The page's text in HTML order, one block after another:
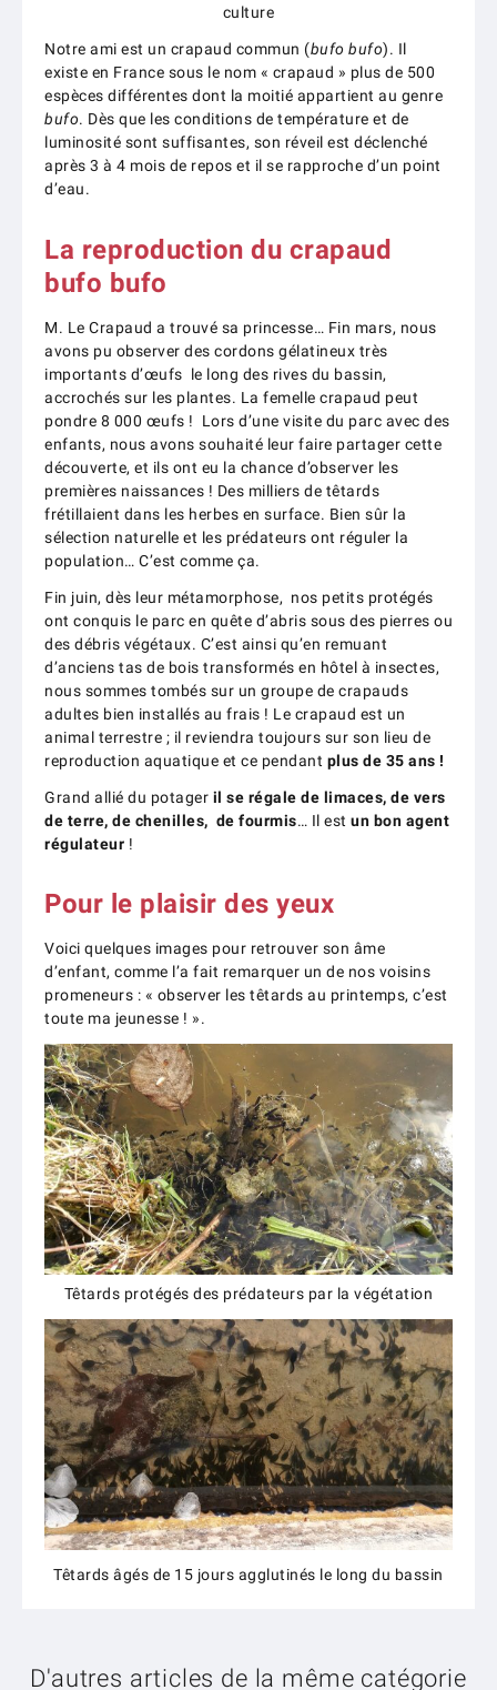
culture
Notre ami est un crapaud commun (bufo bufo). Il
existe en France sous le nom « crapaud » plus de 500
espèces différentes dont la moitié appartient au genre
bufo. Dès que les conditions de température et de
luminosité sont suffisantes, son réveil est déclenché
après 3 à 4 mois de repos et il se rapproche d’un point
d’eau.
La reproduction du crapaud
bufo bufo
M. Le Crapaud a trouvé sa princesse… Fin mars, nous
avons pu observer des cordons gélatineux très
importants d’œufs le long des rives du bassin,
accrochés sur les plantes. La femelle crapaud peut
pondre 8 000 œufs ! Lors d’une visite du parc avec des
enfants, nous avons souhaité leur faire partager cette
découverte, et ils ont eu la chance d’observer les
premières naissances ! Des milliers de têtards
frétillaient dans les herbes en surface. Bien sûr la
sélection naturelle et les prédateurs ont réguler la
population… C’est comme ça.
Fin juin, dès leur métamorphose, nos petits protégés
ont conquis le parc en quête d’abris sous des pierres ou
des débris végétaux. C’est ainsi qu’en remuant
d’anciens tas de bois transformés en hôtel à insectes,
nous sommes tombés sur un groupe de crapauds
adultes bien installés au frais ! Le crapaud est un
animal terrestre ; il reviendra toujours sur son lieu de
reproduction aquatique et ce pendant plus de 35 ans !
Grand allié du potager il se régale de limaces, de vers
de terre, de chenilles, de fourmis… Il est un bon agent
régulateur !
Pour le plaisir des yeux
Voici quelques images pour retrouver son âme
d’enfant, comme l’a fait remarquer un de nos voisins
promeneurs : « observer les têtards au printemps, c’est
toute ma jeunesse ! ».
Têtards protégés des prédateurs par la végétation
Têtards âgés de 15 jours agglutinés le long du bassin
D'autres articles de la même catégorie